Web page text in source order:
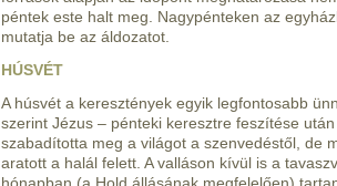
péntek este halt meg. Nagypénteken az
mutatja be az áldozatot.
HÚSVÉT
A húsvét a keresztények egyik legfontosabb
szerint Jézus – pénteki keresztre feszítése
szabadította meg a világot a szenvedéstől, de
aratott a halál felett. A valláson kívül is a